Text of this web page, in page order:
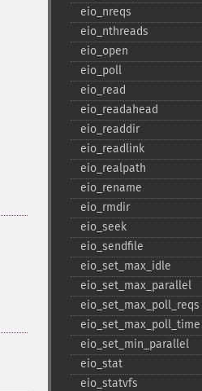
eio_​nreqs
eio_​nthreads
eio_​open
eio_​poll
eio_​read
eio_​readahead
eio_​readdir
eio_​readlink
eio_​realpath
eio_​rename
eio_​rmdir
eio_​seek
eio_​sendfile
eio_​set_​max_​idle
eio_​set_​max_​parallel
eio_​set_​max_​poll_​reqs
eio_​set_​max_​poll_​time
eio_​set_​min_​parallel
eio_​stat
eio_​statvfs